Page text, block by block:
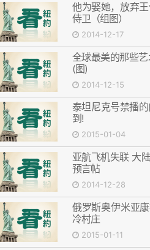
他为娶她，放弃
侍卫（组图）
2014-12-17
全球最美的那些
(图)
2014-12-15
泰坦尼克号禁播
到!
2015-01-04
亚航飞机失联 大
预言帖
2014-12-28
俄罗斯奥伊米亚
冷村庄
2015-01-11